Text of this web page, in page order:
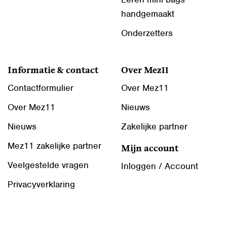
handgemaakt
Onderzetters
Informatie & contact
Contactformulier
Over Mez11
Nieuws
Mez11 zakelijke partner
Veelgestelde vragen
Privacyverklaring
Over Mez11
Over Mez11
Nieuws
Zakelijke partner
Mijn account
Inloggen / Account